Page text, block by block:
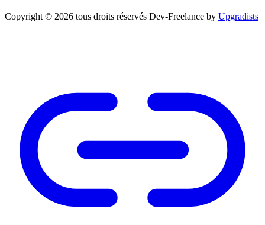
Copyright © 2026 tous droits réservés Dev-Freelance by Upgradists